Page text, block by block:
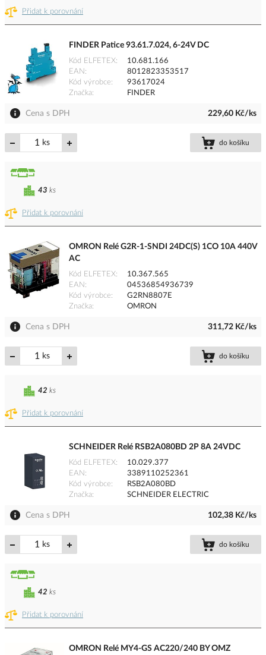
Přidat k porovnání
FINDER Patice 93.61.7.024, 6-24V DC
Kód ELFETEX
10.681.166
EAN
8012823353517
Kód výrobce
93617024
Značka
FINDER
Cena s DPH 229,60 Kč/ks
ks do košíku
Přidat k porovnání
43 ks
OMRON Relé G2R-1-SNDI 24DC(S) 1CO 10A 440V
AC
Kód ELFETEX
10.367.565
EAN
04536854936739
Kód výrobce
G2RN8807E
Značka
OMRON
Cena s DPH 311,72 Kč/ks
ks do košíku
Přidat k porovnání
42 ks
SCHNEIDER Relé RSB2A080BD 2P 8A 24VDC
Kód ELFETEX
10.029.377
EAN
3389110252361
Kód výrobce
RSB2A080BD
Značka
SCHNEIDER ELECTRIC
Cena s DPH 102,38 Kč/ks
ks do košíku
Přidat k porovnání
42 ks
OMRON Relé MY4-GS AC220/240 BY OMZ